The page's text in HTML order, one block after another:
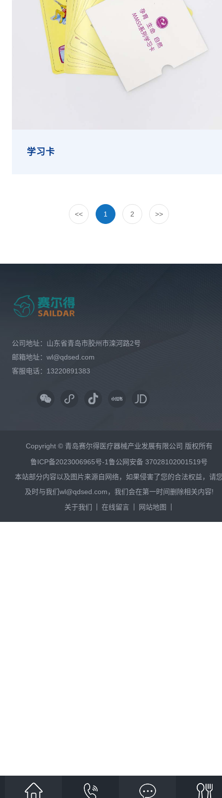
学习卡
<< 1 2 >>
公司地址：山东省青岛市胶州市滦河路2号
邮箱地址：wl@qdsed.com
客服电话：13220891383
Copyright © 青岛赛尔得医疗器械产业发展有限公司 版权所有
鲁ICP备2023006965号-1 鲁公网安备 37028102001519号
本站部分内容以及图片来源自网络，如果侵害了您的合法权益，请
及时与我们wl@qdsed.com，我们会在第一时间删除相关内容!
关于我们
在线留言 网站地图